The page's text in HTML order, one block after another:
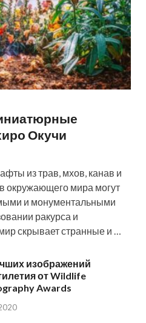
Окучи
из трав, мхов, канав и
окружающего мира могут
и монументальными
ракурса и
скрывает странные и …
изображений
от Wildlife
Awards